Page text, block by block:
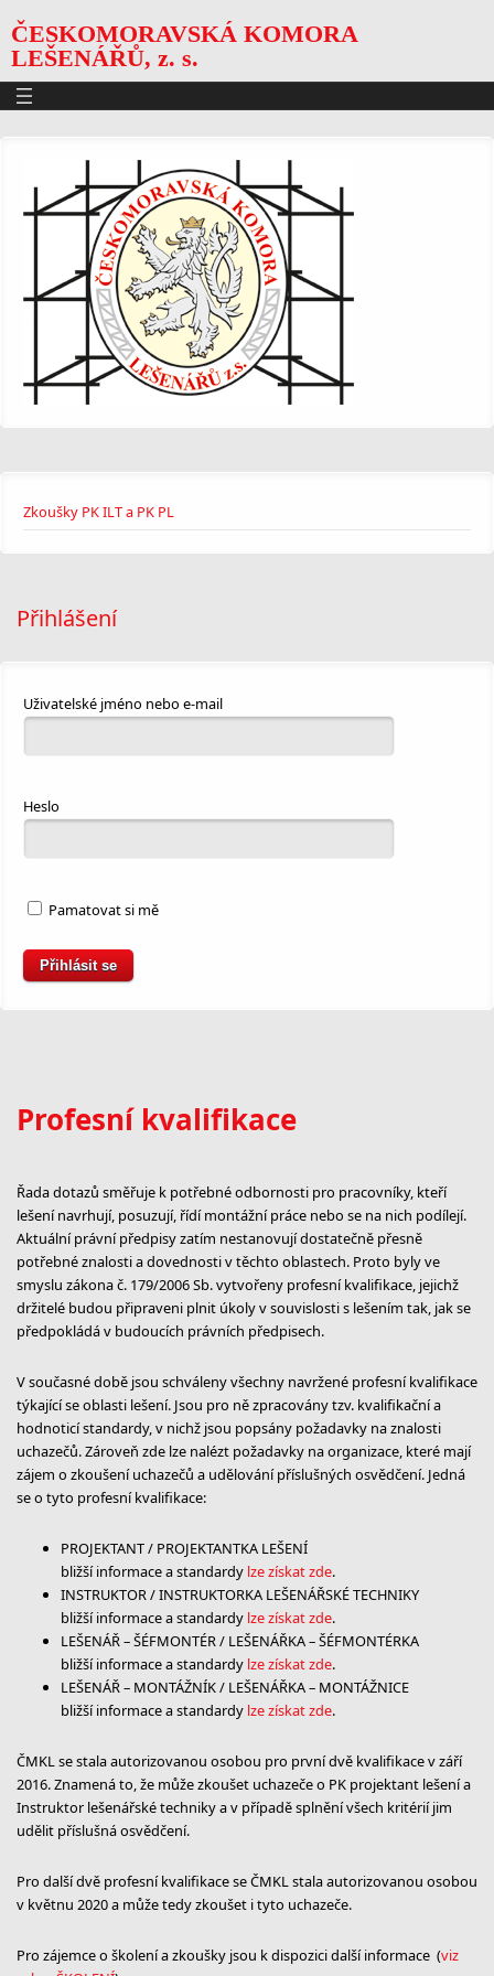
ČESKOMORAVSKÁ KOMORA
LEŠENÁŘŮ, z. s.
Zkoušky PK ILT a PK PL
Přihlášení
Uživatelské jméno nebo e-mail
Heslo
Pamatovat si mě
Profesní kvalifikace
Řada dotazů směřuje k potřebné odbornosti pro pracovníky, kteří
lešení navrhují, posuzují, řídí montážní práce nebo se na nich podílejí.
Aktuální právní předpisy zatím nestanovují dostatečně přesně
potřebné znalosti a dovednosti v těchto oblastech. Proto byly ve
smyslu zákona č. 179/2006 Sb. vytvořeny profesní kvalifikace, jejichž
držitelé budou připraveni plnit úkoly v souvislosti s lešením tak, jak se
předpokládá v budoucích právních předpisech.
V současné době jsou schváleny všechny navržené profesní kvalifikace
týkající se oblasti lešení. Jsou pro ně zpracovány tzv. kvalifikační a
hodnoticí standardy, v nichž jsou popsány požadavky na znalosti
uchazečů. Zároveň zde lze nalézt požadavky na organizace, které mají
zájem o zkoušení uchazečů a udělování příslušných osvědčení. Jedná
se o tyto profesní kvalifikace:
PROJEKTANT / PROJEKTANTKA LEŠENÍ
bližší informace a standardy lze získat zde.
INSTRUKTOR / INSTRUKTORKA LEŠENÁŘSKÉ TECHNIKY
bližší informace a standardy lze získat zde.
LEŠENÁŘ – ŠÉFMONTÉR / LEŠENÁŘKA – ŠÉFMONTÉRKA
bližší informace a standardy lze získat zde.
LEŠENÁŘ – MONTÁŽNÍK / LEŠENÁŘKA – MONTÁŽNICE
bližší informace a standardy lze získat zde.
ČMKL se stala autorizovanou osobou pro první dvě kvalifikace v září
2016. Znamená to, že může zkoušet uchazeče o PK projektant lešení a
Instruktor lešenářské techniky a v případě splnění všech kritérií jim
udělit příslušná osvědčení.
Pro další dvě profesní kvalifikace se ČMKL stala autorizovanou osobou
v květnu 2020 a může tedy zkoušet i tyto uchazeče.
Pro zájemce o školení a zkoušky jsou k dispozici další informace (viz